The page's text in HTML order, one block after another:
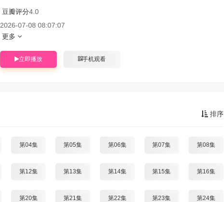
豆瓣评分4.0
2026-07-08 08:07:07
更多
立即播放 手机观看
排序
第04集 第05集 第06集 第07集 第08集
第12集 第13集 第14集 第15集 第16集
第20集 第21集 第22集 第23集 第24集